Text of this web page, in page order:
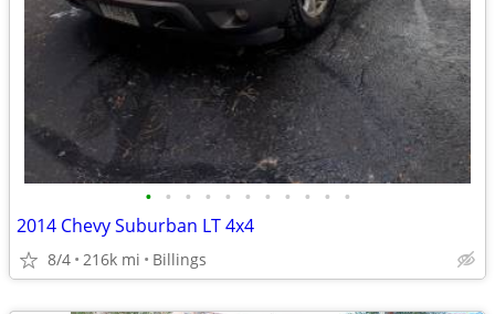
• • • • • • • • • • •
2014 Chevy Suburban LT 4x4
8/4 216k mi Billings